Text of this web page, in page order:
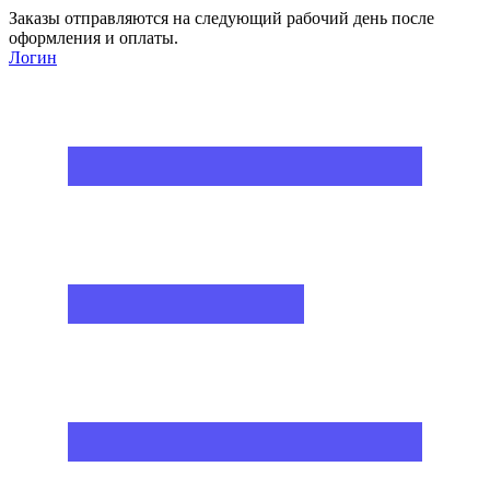
Заказы отправляются на следующий рабочий день после
оформления и оплаты.
Логин